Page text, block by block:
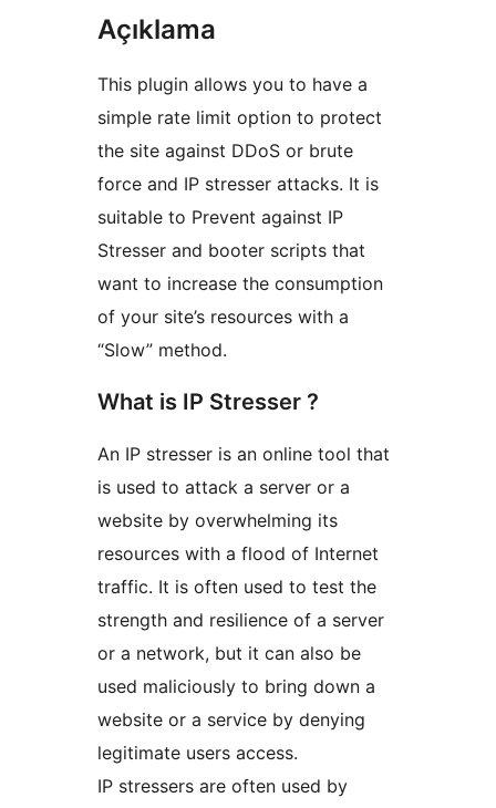
Açıklama
This plugin allows you to have a
simple rate limit option to protect
the site against DDoS or brute
force and IP stresser attacks. It is
suitable to Prevent against IP
Stresser and booter scripts that
want to increase the consumption
of your site’s resources with a
“Slow” method.
What is IP Stresser ?
An IP stresser is an online tool that
is used to attack a server or a
website by overwhelming its
resources with a flood of Internet
traffic. It is often used to test the
strength and resilience of a server
or a network, but it can also be
used maliciously to bring down a
website or a service by denying
legitimate users access.
IP stressers are often used by